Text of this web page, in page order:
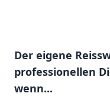
Der eigene
professionellen
wenn...